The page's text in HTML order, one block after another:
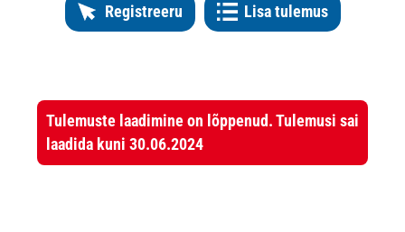
Registreeru Lisa tulemus